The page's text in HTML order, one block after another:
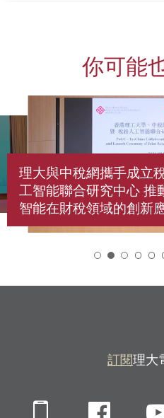
你可能
理大與中稅網攜手成立
工智能聯合研究中心 推
智能在財稅領域的創新
訂閱理大
Mobile